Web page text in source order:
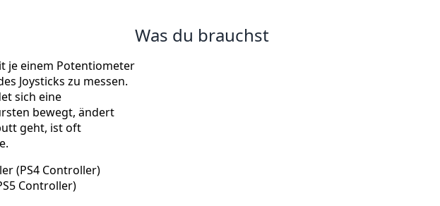
je einem Potentiometer
Joysticks zu messen.
sich eine
bewegt, ändert
geht, ist oft
(PS4 Controller)
Controller)
Was du brauchst